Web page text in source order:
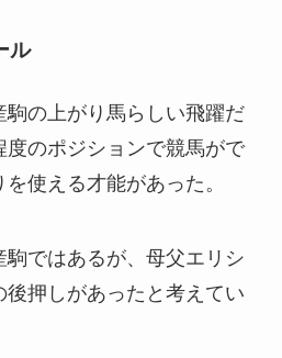
ル
駒の上がり馬らしい飛躍だ
度のポジションで競馬がで
使える才能があった。
ではあるが、母父エリシ
押しがあったと考えてい